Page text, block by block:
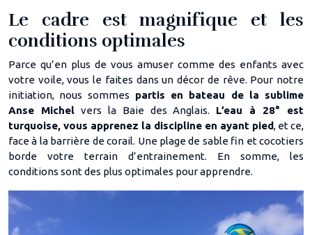
Le cadre est magnifique et les
conditions optimales
Parce qu’en plus de vous amuser comme des enfants avec
votre voile, vous le faites dans un décor de rêve. Pour notre
initiation, nous sommes partis en bateau de la sublime
Anse Michelvers la Baie des Anglais. L’eau à 28° est
turquoise, vous apprenez la discipline en ayant pied, et ce,
face à la barrière de corail. Une plage de sable fin et cocotiers
borde votre terrain d’entrainement. En somme, les
conditions sont des plus optimales pour apprendre.